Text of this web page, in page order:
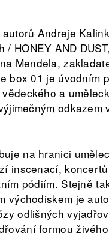
Andreje
/ HONEY AND
Mendela,
box 01 je úvodním
a
odkazem
na hranici
inscenací,
pódiím. Stejně
východiskem je
odlišných
formou